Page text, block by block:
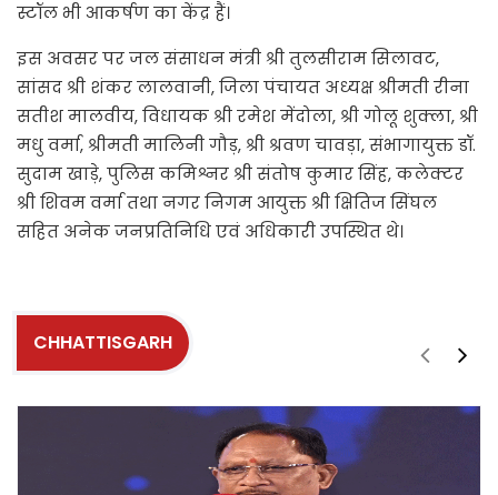
स्टॉल भी आकर्षण का केंद्र हैं।
इस अवसर पर जल संसाधन मंत्री श्री तुलसीराम सिलावट,
सांसद श्री शंकर लालवानी, जिला पंचायत अध्यक्ष श्रीमती रीना
सतीश मालवीय, विधायक श्री रमेश मेंदोला, श्री गोलू शुक्ला, श्री
मधु वर्मा, श्रीमती मालिनी गौड़, श्री श्रवण चावड़ा, संभागायुक्त डॉ.
सुदाम खाड़े, पुलिस कमिश्नर श्री संतोष कुमार सिंह, कलेक्टर
श्री शिवम वर्मा तथा नगर निगम आयुक्त श्री क्षितिज सिंघल
सहित अनेक जनप्रतिनिधि एवं अधिकारी उपस्थित थे।
CHHATTISGARH